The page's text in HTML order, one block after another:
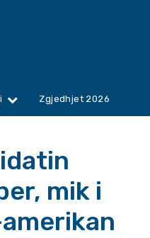
Zgjedhjet 2026
mik i